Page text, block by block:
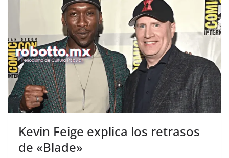
Kevin Feige explica los retrasos
de «Blade»